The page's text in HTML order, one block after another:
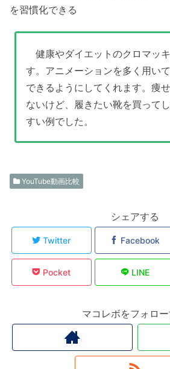
を習慣化できる
健康やダイエットのクロマッ
す。アニメーションを多く用い
できるようにしてくれます。痩
ないけど、履きたい靴を買って
すい例でした。
YouTube動画比較
シェアする
Twitter Facebook
Pocket LINE
マコレボをフォロ